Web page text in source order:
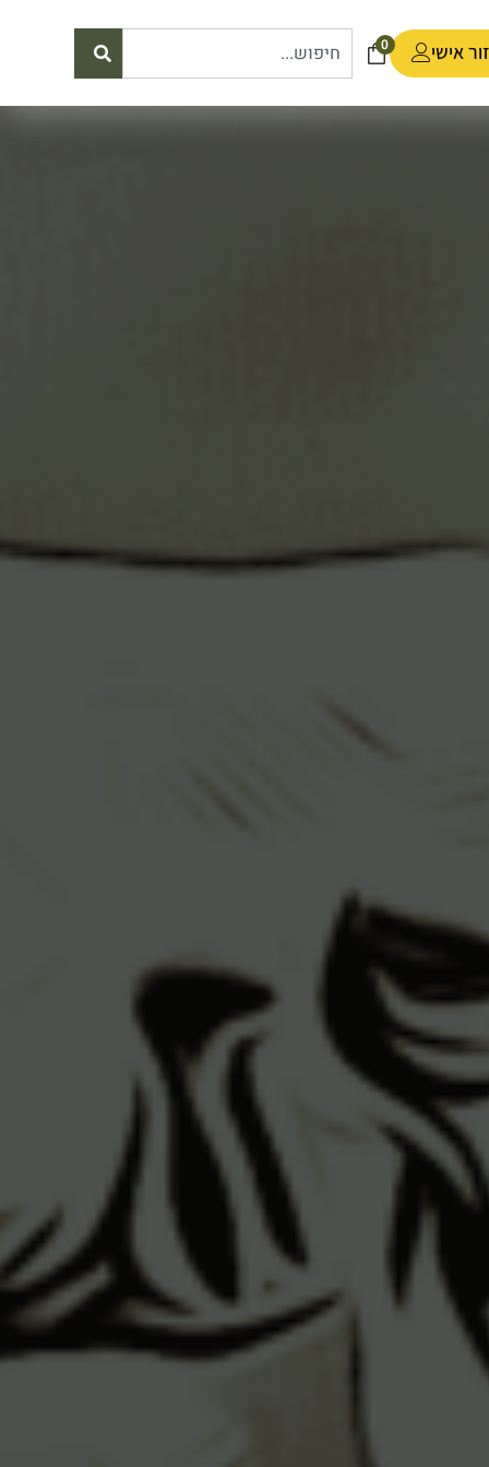
אישי 0